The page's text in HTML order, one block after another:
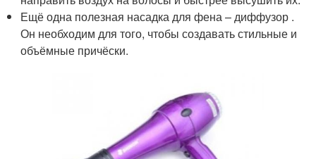
Ещё одна полезная насадка для фена – диффузор .
Он необходим для того, чтобы создавать стильные и
объёмные причёски.